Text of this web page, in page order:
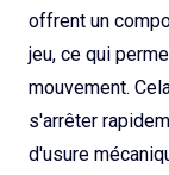
offrent un
jeu, ce qui
mouvement.
s'arrêter
d'usure